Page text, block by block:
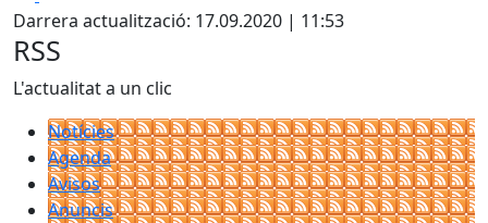
Darrera actualització: 17.09.2020 | 11:53
RSS
L'actualitat a un clic
Notícies
Agenda
Avisos
Anuncis